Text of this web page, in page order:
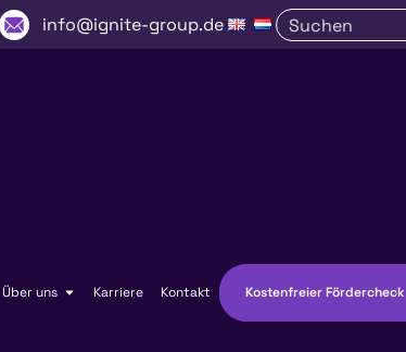
info@ignite-group.de
Über uns Karriere Kontakt Kostenfreier Fördercheck